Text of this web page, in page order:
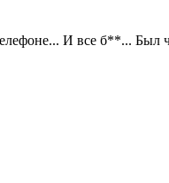
И все б**... Был